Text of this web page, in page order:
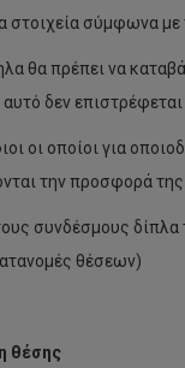
στοιχεία σύμφωνα
θα πρέπει να
δεν
οι οποίοι για
την προσφορά της
συνδέσμους
θέσεων)
θέσης